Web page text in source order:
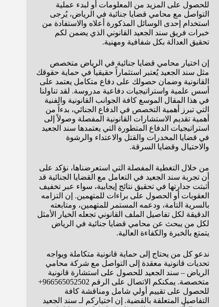
للحصول على المزيد من المعلومات أو لبدء عملية
التواصل مع محامي قضايا جنائية في الرياض، يُرجى
استخدام إحدى الوسائل المذكورة أعلاه والاستفادة من
خبرات فريق سند الجعيد القانوني الذي يضمن لكم
تحقيق العدالة بكل شفافية ومهنية.
إن اختيار محامي قضايا جنائية في الرياض متخصص
مثل سند الجعيد يُعتبر استثماراً حقيقياً في حماية حقوقك
القانونية وضمان حصولك على دفاع متكامل يعتمد على
أسس علمية واستراتيجيات دفاعية مدروسة. لقد تناولنا
في هذا المقال الموسع كافة الجوانب القانونية والفنية
التي تبرز أهمية التخصص في الدفاع الجنائي، بدءاً من
أهمية تقديم الاستشارات القانونية المفصلة وصولاً إلى
استراتيجيات الدفاع المتطورة التي يعتمدها سند الجعيد
في قضايا المخدرات والقتل والاعتداء والرشوة
والاحتيال وقضايا السرقة.
من خلال التغطية المفصلة التي استعرضناها، نؤكد على
أن تجربة سند الجعيد في التعامل مع القضايا الجنائية قد
أثبتت جدارتها في تحقيق نتائج إيجابية، سواء عبر تخفيف
العقوبات أو الحصول على براءات للمتهمين. إن التزامه
بالسرية التامة، ودعمه المستمر للمتهمين، ومتابعته
الدقيقة لكل تفاصيل الملف القانوني تجعله الخيار الأمثل
لكل من يبحث عن محامي قضايا جنائية في الرياض
يتمتع بالخبرة والكفاءة العالية.
ندعو كل من يحتاج إلى حماية قانونية متكاملة ويواجه
تحديات قانونية معقدة إلى التواصل مع شركة محامي
الرياض – سند الجعيد للحصول على استشارة قانونية
متخصصة. يمكنكم الاتصال على الرقم 966565052502+
للحصول على تقييم أولي شامل ومناقشة كافة
التفاصيل المتعلقة بالقضية. إن اختياركم لـ سند الجعيد